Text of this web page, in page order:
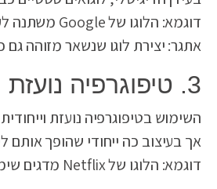
דוגמא: הלוגו של Google משתנה לעיתים קרובות בהתאם לאירועים מיוחדים או חגים, יוצר חוויה דינמית ומעניינת.
אתגר: יצירת לוגו שנשאר מזוהה גם
3. טיפוגרפיה נועזת
השימוש בטיפוגרפיה נועזת
אך בעיצוב כה ייחודי שהופך אותם
דוגמא: הלוגו של Netflix מדגים שימוש מוצלח בטיפוגרפיה נועזת ומזוהה.